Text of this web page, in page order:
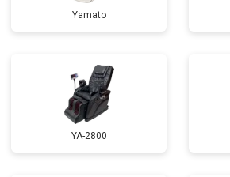
Ремонт сканера от
Замена сетевого трансформатора
Ремонт микро-лифта
Yamato
YA-2800